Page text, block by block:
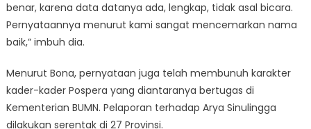
benar, karena data datanya ada, lengkap, tidak asal bicara.
Pernyataannya menurut kami sangat mencemarkan nama
baik,” imbuh dia.
Menurut Bona, pernyataan juga telah membunuh karakter
kader-kader Pospera yang diantaranya bertugas di
Kementerian BUMN. Pelaporan terhadap Arya Sinulingga
dilakukan serentak di 27 Provinsi.